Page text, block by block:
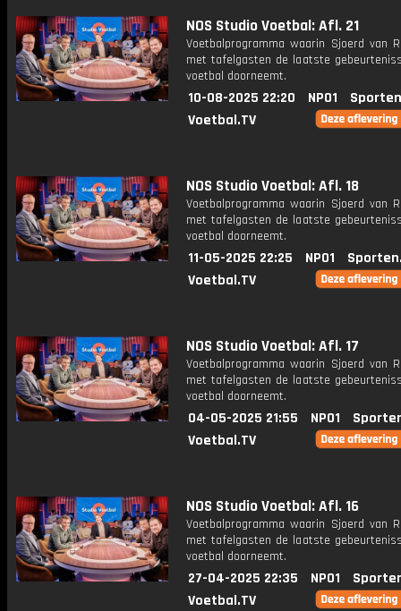
NOS Studio Voetbal: Afl. 21
Voetbalprogramma waarin Sjoerd van
met tafelgasten de laatste
voetbal doorneemt.
10-08-2025 22:20 NPO1
Voetbal.TV
NOS Studio Voetbal: Afl. 18
Voetbalprogramma waarin Sjoerd van
met tafelgasten de laatste
voetbal doorneemt.
11-05-2025 22:25 NPO1
Voetbal.TV
NOS Studio Voetbal: Afl. 17
Voetbalprogramma waarin Sjoerd van
met tafelgasten de laatste
voetbal doorneemt.
04-05-2025 21:55 NPO1
Voetbal.TV
NOS Studio Voetbal: Afl. 16
Voetbalprogramma waarin Sjoerd van
met tafelgasten de laatste
voetbal doorneemt.
27-04-2025 22:35 NPO1
Voetbal.TV